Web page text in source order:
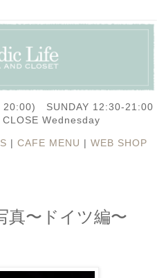
20:00) SUNDAY 12:30-21:00
Wednesday
| CAFE MENU | WEB SHOP
真〜ドイツ編〜